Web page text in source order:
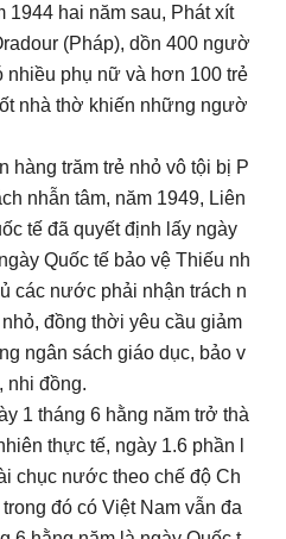
1944 hai năm sau, Phát xít
(Pháp), dồn 400 ngườ
nhiều phụ nữ và hơn 100 trẻ
nhà thờ khiến những ngườ
hàng trăm trẻ nhỏ vô tội bị P
nhẫn tâm, năm 1949, Liên
tế đã quyết định lấy ngày
Quốc tế bảo vệ Thiếu nh
các nước phải nhận trách n
đồng thời yêu cầu giảm
ngân sách giáo dục, bảo v
nhi đồng.
1 tháng 6 hằng năm trở thà
thực tế, ngày 1.6 phần l
chục nước theo chế độ Ch
đó có Việt Nam vẫn đa